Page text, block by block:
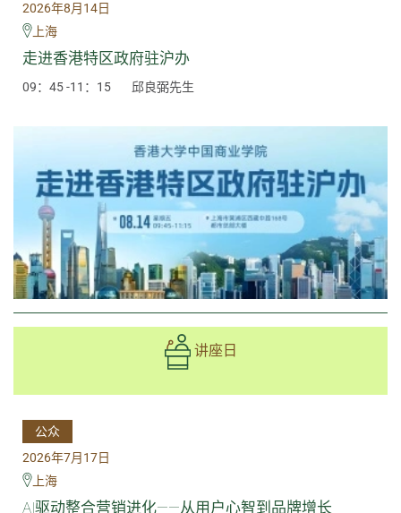
2026年8月14日
上海
走进香港特区政府驻沪办
09：45 -11：15 邱良弼先生
讲座日
公众
2026年7月17日
上海
AI驱动整合营销进化——从用户心智到品牌增长